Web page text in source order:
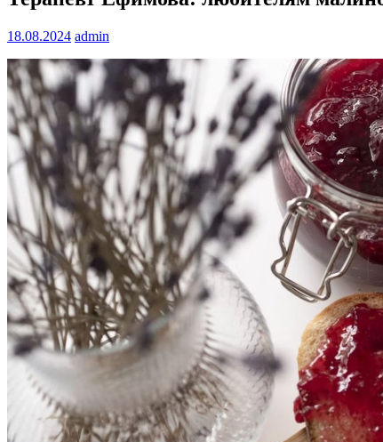
18.08.2024 admin